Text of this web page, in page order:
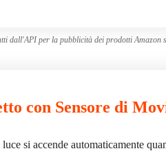
dall'API per la pubblicità dei prodotti Amazon
con Sensore di
luce si accende automaticamente